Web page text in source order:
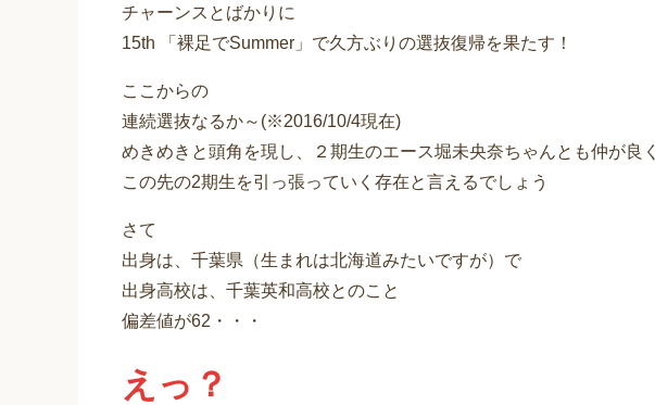
チャーンスとばかりに
15th 「裸足でSummer」で久方ぶりの選抜復帰を果たす！
ここからの
連続選抜なるか～(※2016/10/4現在)
めきめきと頭角を現し、２期生のエース堀未央奈ちゃんとも仲が良く
この先の2期生を引っ張っていく存在と言えるでしょう
さて
出身は、千葉県（生まれは北海道みたいですが）で
出身高校は、千葉英和高校とのこと
偏差値が62・・・
えっ？